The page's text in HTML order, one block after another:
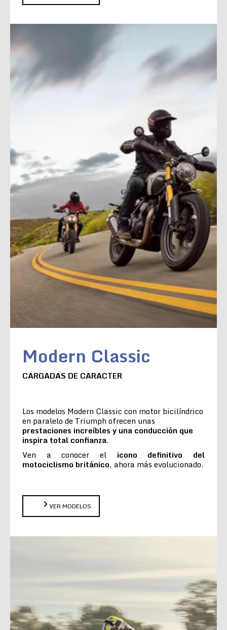
Modern Classic
CARGADAS DE CARACTER
Los modelos Modern Classic con motor bicilíndrico
en paralelo de Triumph ofrecen unas
prestaciones increíbles y una conducción que
inspira total confianza.
Ven a conocer el icono definitivo del
motociclismo británico, ahora más evolucionado.
VER MODELOS